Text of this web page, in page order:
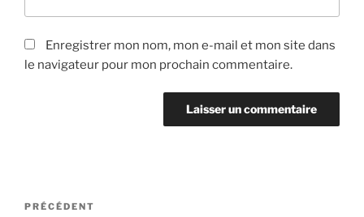
Enregistrer mon nom, mon e-mail et mon site dans
le navigateur pour mon prochain commentaire.
Navigation
Article
PRÉCÉDENT